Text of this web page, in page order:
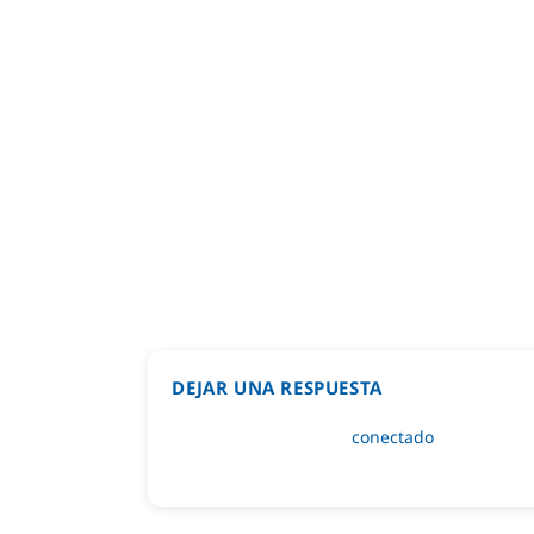
DEJAR UNA RESPUESTA
Lo siento, debes estarconectado